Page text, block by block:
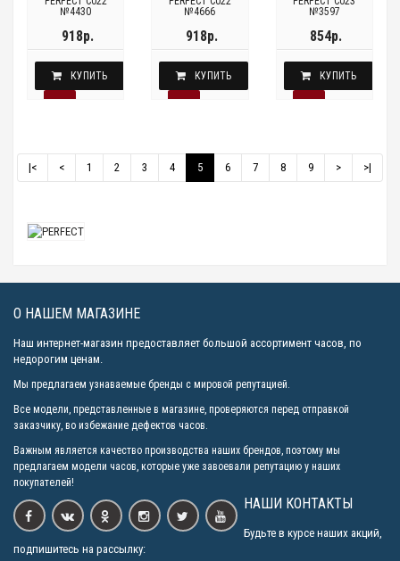
№4430
918р.
КУПИТЬ
№4666
918р.
КУПИТЬ
№3597
854р.
КУПИТЬ
|< < 1 2 3 4 5 6 7 8 9 > >|
О НАШЕМ МАГАЗИНЕ
Наш интернет-магазин предоставляет большой ассортимент часов, по
недорогим ценам.
Мы предлагаем узнаваемые бренды с мировой репутацией.
Все модели, представленные в магазине, проверяются перед отправкой
заказчику, во избежание дефектов часов.
Важным является качество производства наших брендов, поэтому мы
предлагаем модели часов, которые уже завоевали репутацию у наших
покупателей!
НАШИ КОНТАКТЫ
Будьте в курсе наших акций,
подпишитесь на рассылку: